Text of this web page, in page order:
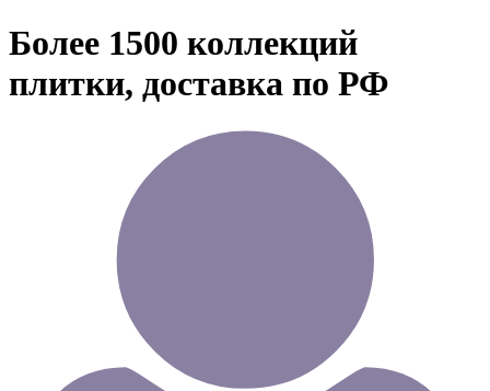
Более 1500 коллекций
плитки, доставка по РФ